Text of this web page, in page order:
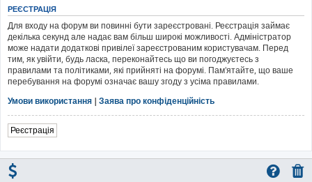
РЕЄСТРАЦІЯ
Для входу на форум ви повинні бути зареєстровані. Реєстрація займає
декілька секунд але надає вам більш широкі можливості. Адміністратор
може надати додаткові привілеї зареєстрованим користувачам. Перед
тим, як увійти, будь ласка, переконайтесь що ви погоджуєтесь з
правилами та політиками, які прийняті на форумі. Пам'ятайте, що ваше
перебування на форумі означає вашу згоду з усіма правилами.
Умови використання | Заява про конфіденційність
Реєстрація